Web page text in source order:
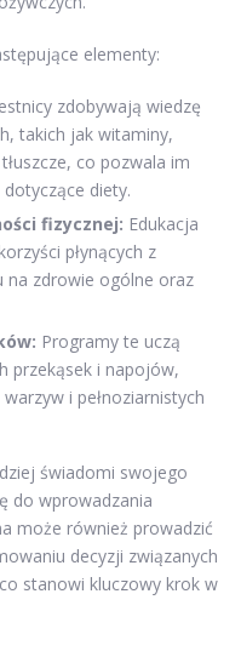
elementy:
zdobywają wiedzę
takich jak witaminy,
co pozwala im
diety.
fizycznej: Edukacja
płynących z
na zdrowie ogólne oraz
Programy te uczą
przekąsek i napojów,
i pełnoziarnistych
świadomi swojego
do wprowadzania
może również prowadzić
decyzji związanych
stanowi kluczowy krok w